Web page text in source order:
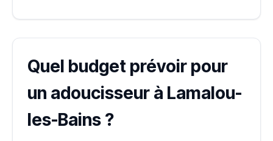
Quel budget prévoir pour
un adoucisseur à Lamalou-
les-Bains ?